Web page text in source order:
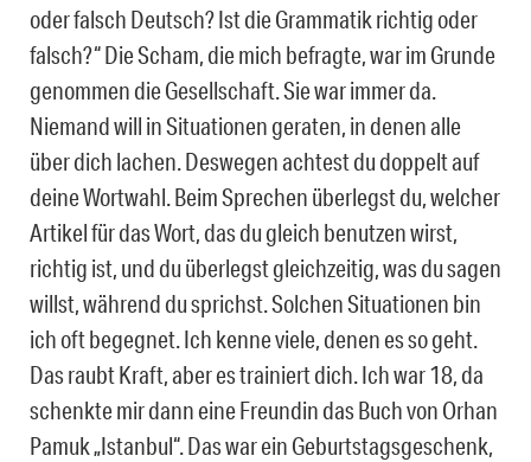
oder falsch Deutsch? Ist die Grammatik richtig oder
falsch?“ Die Scham, die mich befragte, war im Grunde
genommen die Gesellschaft. Sie war immer da.
Niemand will in Situationen geraten, in denen alle
über dich lachen. Deswegen achtest du doppelt auf
deine Wortwahl. Beim Sprechen überlegst du, welcher
Artikel für das Wort, das du gleich benutzen wirst,
richtig ist, und du überlegst gleichzeitig, was du sagen
willst, während du sprichst. Solchen Situationen bin
ich oft begegnet. Ich kenne viele, denen es so geht.
Das raubt Kraft, aber es trainiert dich. Ich war 18, da
schenkte mir dann eine Freundin das Buch von Orhan
Pamuk „Istanbul“. Das war ein Geburtstagsgeschenk,